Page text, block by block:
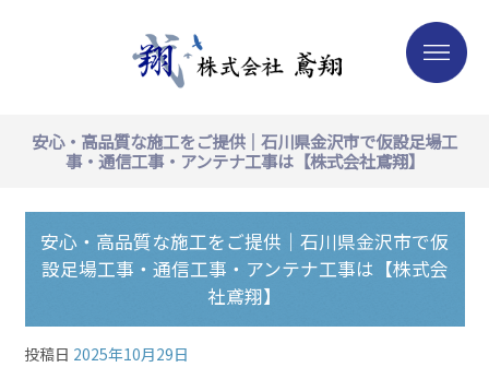
安心・高品質な施工をご提供｜石川県金沢市で仮設足場工
事・通信工事・アンテナ工事は【株式会社鳶翔】
安心・高品質な施工をご提供｜石川県金沢市で仮
設足場工事・通信工事・アンテナ工事は【株式会
社鳶翔】
投稿日 2025年10月29日